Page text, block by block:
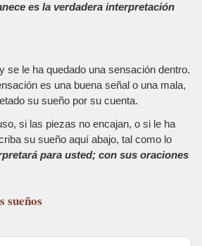
es la verdadera interpretación
se le ha quedado una sensación dentro.
es una buena señal o una mala,
su sueño por su cuenta.
si las piezas no encajan, o si le ha
su sueño aquí abajo, tal como lo
para usted; con sus oraciones
sueños